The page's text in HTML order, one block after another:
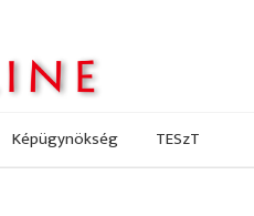
Képügynökség TESzT